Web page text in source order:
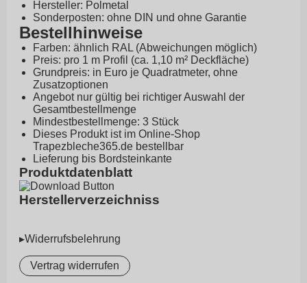
Hersteller: Polmetal
Sonderposten: ohne DIN und ohne Garantie
Bestellhinweise
Farben: ähnlich RAL (Abweichungen möglich)
Preis: pro 1 m Profil (ca. 1,10 m² Deckfläche)
Grundpreis: in Euro je Quadratmeter, ohne
Zusatzoptionen
Angebot nur gültig bei richtiger Auswahl der
Gesamtbestellmenge
Mindestbestellmenge: 3 Stück
Dieses Produkt ist im Online-Shop
Trapezbleche365.de bestellbar
Lieferung bis Bordsteinkante
Produktdatenblatt
Herstellerverzeichniss
▸Widerrufsbelehrung
Vertrag widerrufen